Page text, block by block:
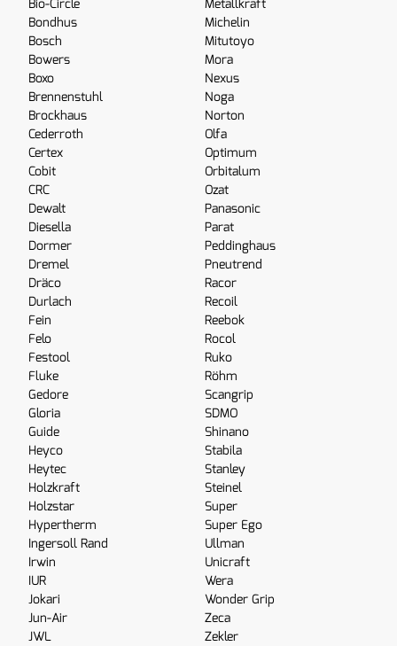
Bio-Circle
Bondhus
Bosch
Bowers
Boxo
Brennenstuhl
Brockhaus
Cederroth
Certex
Cobit
CRC
Dewalt
Diesella
Dormer
Dremel
Dräco
Durlach
Fein
Felo
Festool
Fluke
Gedore
Gloria
Guide
Heyco
Heytec
Holzkraft
Holzstar
Hypertherm
Ingersoll Rand
Irwin
IUR
Jokari
Jun-Air
JWL
Metallkraft
Michelin
Mitutoyo
Mora
Nexus
Noga
Norton
Olfa
Optimum
Orbitalum
Ozat
Panasonic
Parat
Peddinghaus
Pneutrend
Racor
Recoil
Reebok
Rocol
Ruko
Röhm
Scangrip
SDMO
Shinano
Stabila
Stanley
Steinel
Super
Super Ego
Ullman
Unicraft
Wera
Wonder Grip
Zeca
Zekler